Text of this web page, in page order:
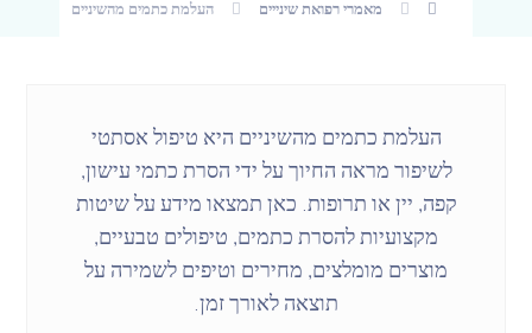
מאמרי רפואת שינייים העלמת כתמים מהשיניים
העלמת כתמים מהשיניים היא טיפול אסתטי
לשיפור מראה החיוך על ידי הסרת כתמי עישון,
קפה, יין או תרופות. כאן תמצאו מידע על שיטות
מקצועיות להסרת כתמים, טיפולים טבעיים,
מוצרים מומלצים, מחירים וטיפים לשמירה על
תוצאה לאורך זמן.